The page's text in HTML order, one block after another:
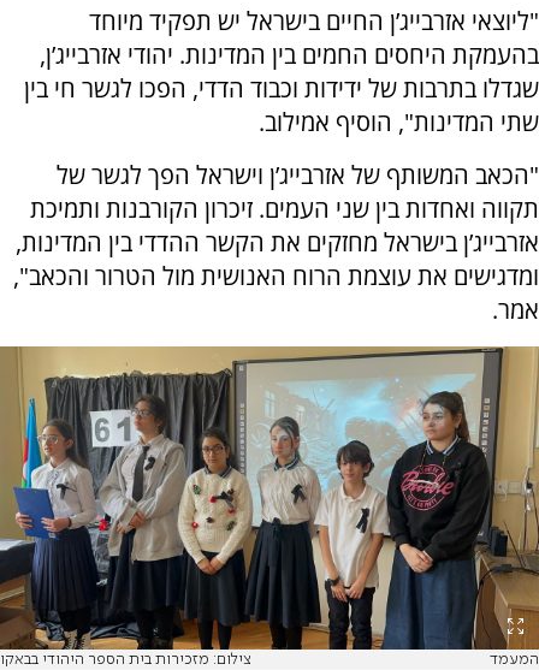
"ליוצאי אזרבייג’ן החיים בישראל יש תפקיד מיוחד
בהעמקת היחסים החמים בין המדינות. יהודי אזרבייג’ן,
שגדלו בתרבות של ידידות וכבוד הדדי, הפכו לגשר חי בין
שתי המדינות", הוסיף אמילוב.
"הכאב המשותף של אזרבייג’ן וישראל הפך לגשר של
תקווה ואחדות בין שני העמים. זיכרון הקורבנות ותמיכת
אזרבייג’ן בישראל מחזקים את הקשר ההדדי בין המדינות,
ומדגישים את עוצמת הרוח האנושית מול הטרור והכאב",
אמר.
המעמד צילום: מזכירות בית הספר היהודי בבאקו